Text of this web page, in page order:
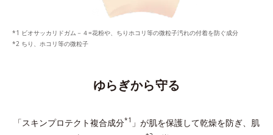
ビオサッカリドガム－４=花粉や、ちりホコリ等の微粒子汚れの付着を防ぐ成分
ちり、ホコリ等の微粒子
ゆらぎから守る
「スキンプロテクト複合成分*1 」が肌を保護して乾燥を防ぎ、 肌